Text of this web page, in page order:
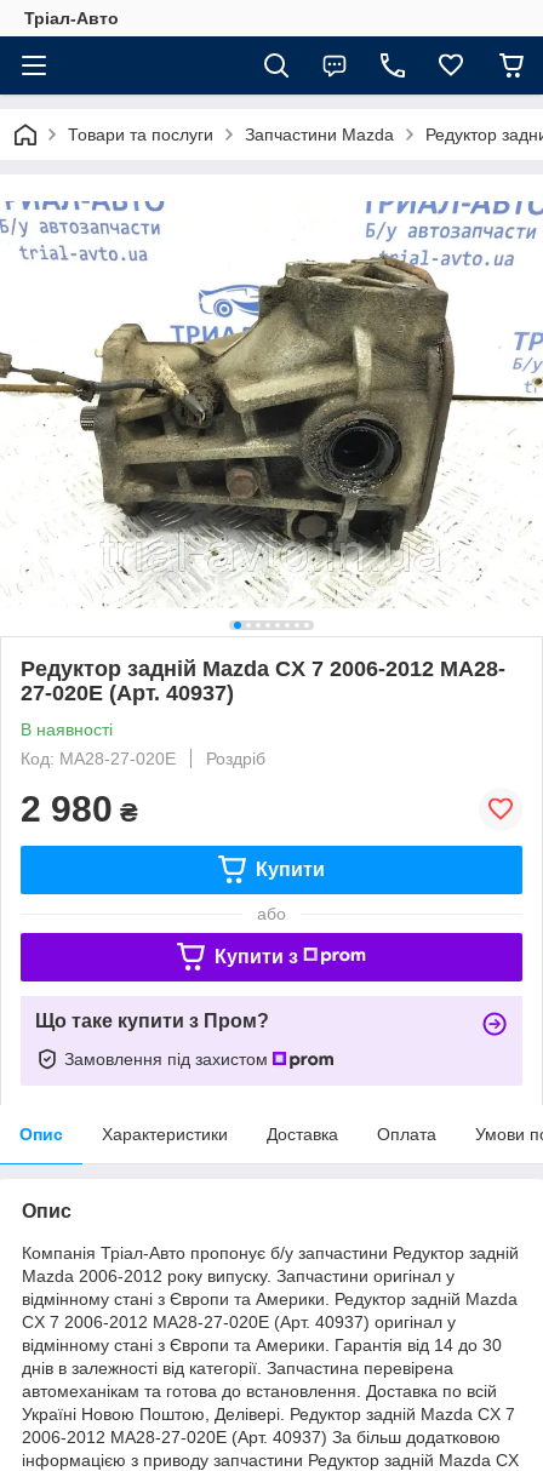
Тріал-Авто
Товари та послуги Запчастини Mazda Редуктор
Редуктор задній Mazda CX 7 2006-2012 MA28-
27-020E (Арт. 40937)
В наявності
Код: MA28-27-020E
Роздріб
2 980 ₴
Купити
або
Купити з
Що таке купити з Пром?
Замовлення під захистом
Опис Характеристики Доставка Оплата Умови
Опис
Компанія Тріал-Авто пропонує б/у запчастини Редуктор задній
Mazda 2006-2012 року випуску. Запчастини оригінал у
відмінному стані з Європи та Америки. Редуктор задній Mazda
CX 7 2006-2012 MA28-27-020E (Арт. 40937) оригінал у
відмінному стані з Європи та Америки. Гарантія від 14 до 30
днів в залежності від категорії. Запчастина перевірена
автомеханікам та готова до встановлення. Доставка по всій
Україні Новою Поштою, Делівері. Редуктор задній Mazda CX 7
2006-2012 MA28-27-020E (Арт. 40937) За більш додатковою
інформацією з приводу запчастини Редуктор задній Mazda CX